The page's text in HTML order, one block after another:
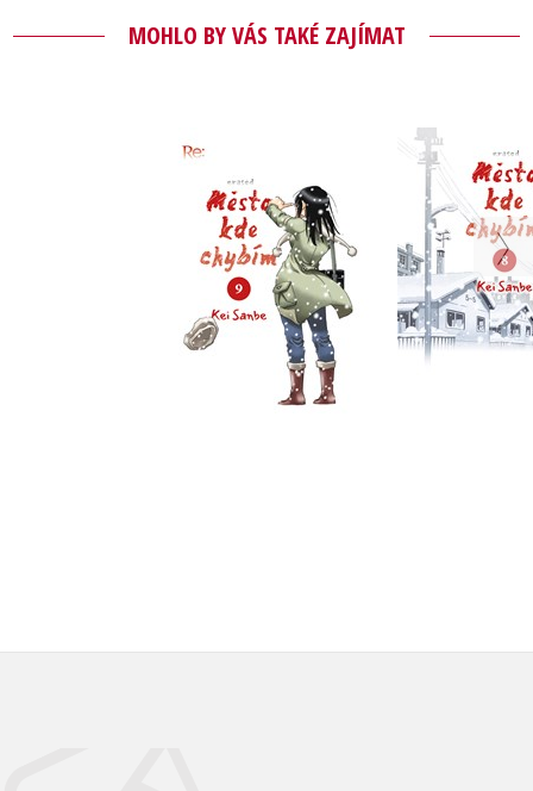
MOHLO BY VÁS TAKÉ ZAJÍMAT
Město, kde chybím 9
Kei Sanbe
Do košíku
299 Kč
Město,
Kei